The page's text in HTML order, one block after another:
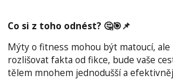
Co si z toho odnést? 🤔🎯📌
Mýty o fitness mohou být matoucí, ale
rozlišovat fakta od fikce, bude vaše
tělem mnohem jednodušší a